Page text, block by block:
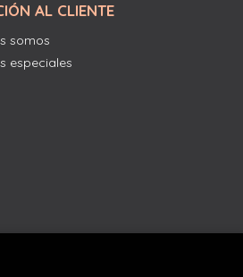
AL CLIENTE
somos
especiales